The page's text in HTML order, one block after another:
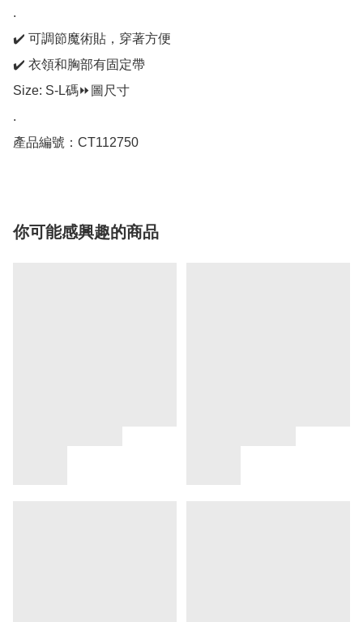
.
✔️ 可調節魔術貼，穿著方便
✔️ 衣領和胸部有固定帶
Size: S-L碼⏩圖尺寸
.
產品編號：CT112750
你可能感興趣的商品